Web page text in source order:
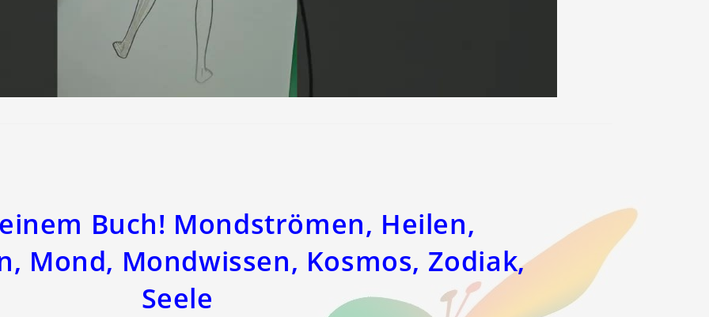
einem Buch! Mondströmen, Heilen,
Mond, Mondwissen, Kosmos, Zodiak,
Seele